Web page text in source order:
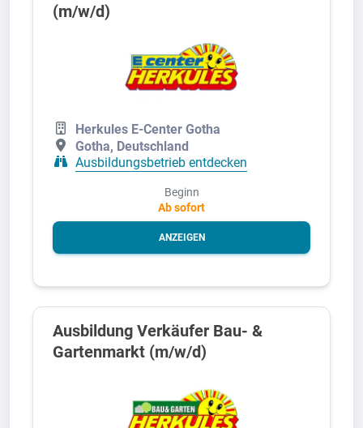
(m/w/d)
Herkules E-Center Gotha
Gotha, Deutschland
Ausbildungsbetrieb entdecken
Beginn
Ab sofort
ANZEIGEN
Ausbildung Verkäufer Bau- &
Gartenmarkt (m/w/d)